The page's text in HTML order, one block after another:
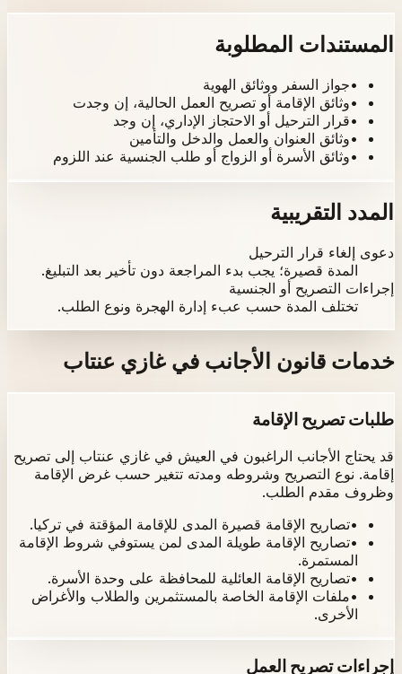
المستندات المطلوبة
•جواز السفر ووثائق الهوية
•وثائق الإقامة أو تصريح العمل الحالية، إن وجدت
•قرار الترحيل أو الاحتجاز الإداري، إن وجد
•وثائق العنوان والعمل والدخل والتأمين
•وثائق الأسرة أو الزواج أو طلب الجنسية عند اللزوم
المدد التقريبية
دعوى إلغاء قرار الترحيل
المدة قصيرة؛ يجب بدء المراجعة دون تأخير بعد التبليغ.
إجراءات التصريح أو الجنسية
تختلف المدة حسب عبء إدارة الهجرة ونوع الطلب.
خدمات قانون الأجانب في غازي عنتاب
طلبات تصريح الإقامة
قد يحتاج الأجانب الراغبون في العيش في غازي عنتاب إلى تصريح
إقامة. نوع التصريح وشروطه ومدته تتغير حسب غرض الإقامة
وظروف مقدم الطلب.
•تصاريح الإقامة قصيرة المدى للإقامة المؤقتة في تركيا.
•تصاريح الإقامة طويلة المدى لمن يستوفي شروط الإقامة
المستمرة.
•تصاريح الإقامة العائلية للمحافظة على وحدة الأسرة.
•ملفات الإقامة الخاصة بالمستثمرين والطلاب والأغراض
الأخرى.
إجراءات تصريح العمل